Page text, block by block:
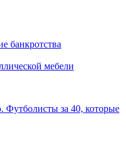
банкротства
мебели
Футболисты за 40, которые